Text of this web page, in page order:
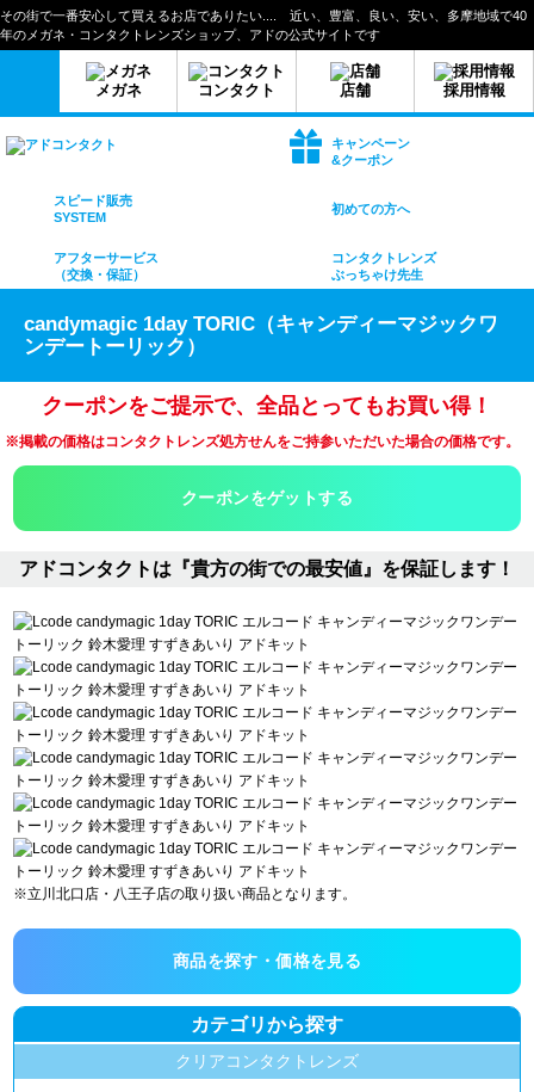
その街で一番安心して買えるお店でありたい.... 近い、豊富、良い、安い、多摩地域で40
年のメガネ・コンタクトレンズショップ、アドの公式サイトです
メガネ コンタクト 店舗 採用情報
キャンペーン
&クーポン
スピード販売
SYSTEM
初めての方へ
アフターサービス
（交換・保証）
コンタクトレンズ
ぶっちゃけ先生
candymagic 1day TORIC（キャンディーマジックワ
ンデートーリック）
クーポンをご提示で、全品とってもお買い得！
※掲載の価格はコンタクトレンズ処方せんをご持参いただいた場合の価格です。
クーポンをゲットする
アドコンタクトは『貴方の街での最安値』を保証します！
※立川北口店・八王子店の取り扱い商品となります。
商品を探す・価格を見る
カテゴリから探す
クリアコンタクトレンズ